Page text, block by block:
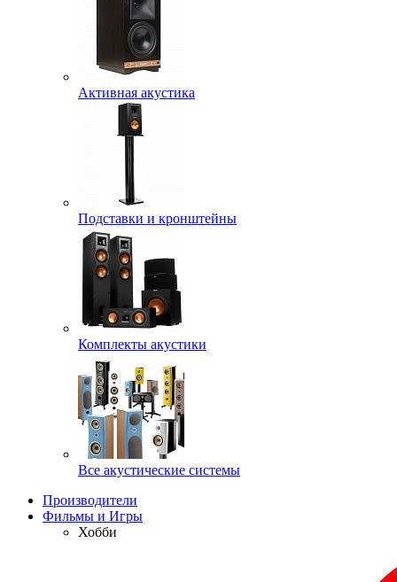
Активная акустика
Подставки и кронштейны
Комплекты акустики
Все акустические системы
Производители
Фильмы и Игры
Хобби